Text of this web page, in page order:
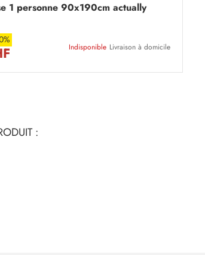
1 personne 90x190cm actually
Indisponible Livraison à domicile
: